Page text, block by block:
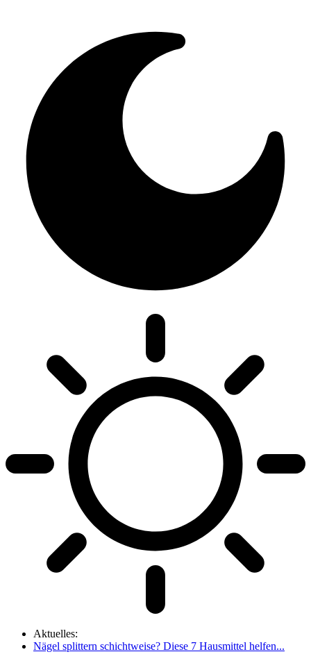
Aktuelles:
Nägel splittern schichtweise? Diese 7 Hausmittel helfen...